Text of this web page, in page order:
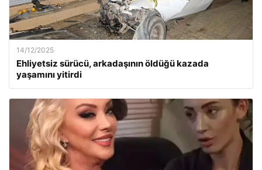
14/12/2025
Ehliyetsiz sürücü, arkadaşının öldüğü kazada
yaşamını yitirdi